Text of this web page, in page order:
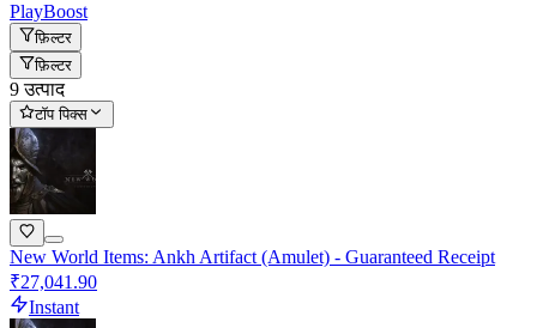
PlayBoost
फ़िल्टर
फ़िल्टर
9 उत्पाद
टॉप पिक्स
New World Items: Ankh Artifact (Amulet) - Guaranteed Receipt
₹27,041.90
Instant